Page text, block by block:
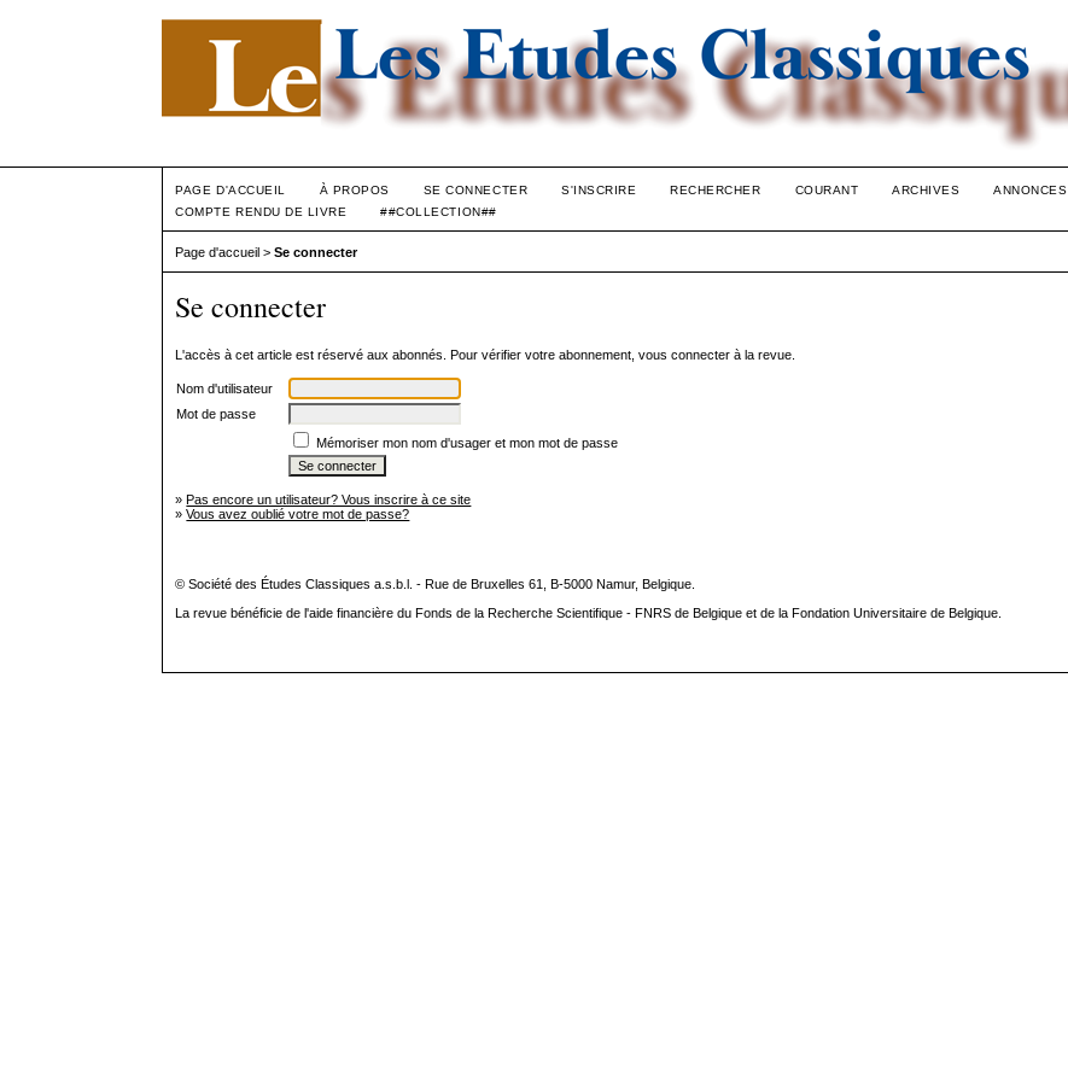
PAGE D'ACCUEIL À PROPOS SE CONNECTER S'INSCRIRE RECHERCHER COURANT ARCHIVES
ANNONCES
COMPTE RENDU DE LIVRE
##COLLECTION##
Page d'accueil >Se connecter
Se connecter
L'accès à cet article est réservé aux abonnés. Pour vérifier votre abonnement, vous connecter à la revue.
Nom d'utilisateur
Mot de passe
Mémoriser mon nom d'usager et mon mot de passe
»Pas encore un utilisateur? Vous inscrire à ce site
»Vous avez oublié votre mot de passe?
© Société des Études Classiques a.s.b.l. - Rue de Bruxelles 61, B-5000 Namur, Belgique.
La revue bénéficie de l'aide financière du Fonds de la Recherche Scientifique - FNRS de Belgique et de la Fondation Universitaire de Belgique.